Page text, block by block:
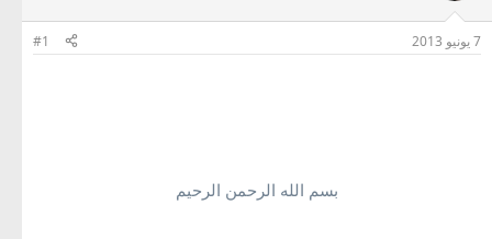
7 يونيو 2013 #1
بسم الله الرحمن الرحيم